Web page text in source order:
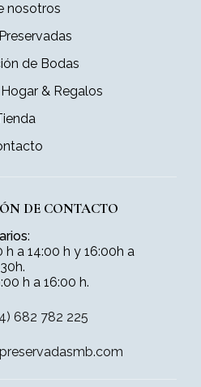
nosotros
de Bodas
& Regalos
DE CONTACTO
:
h a 14:00 h y 16:00h a
h a 16:00 h.
682 782 225